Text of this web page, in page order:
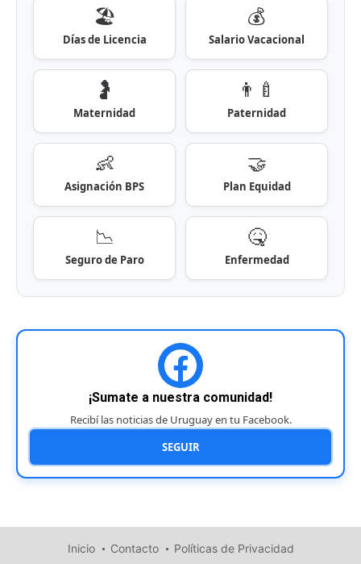
🏖️
Días de Licencia
💰
Salario Vacacional
🤰
Maternidad
👨‍🍼
Paternidad
👶
Asignación BPS
🤝
Plan Equidad
📉
Seguro de Paro
🤒
Enfermedad
¡Sumate a nuestra comunidad!
Recibí las noticias de Uruguay en tu Facebook.
SEGUIR
Inicio Contacto Políticas de Privacidad